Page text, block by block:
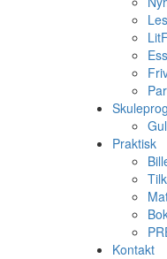
Praktisk
Kontakt